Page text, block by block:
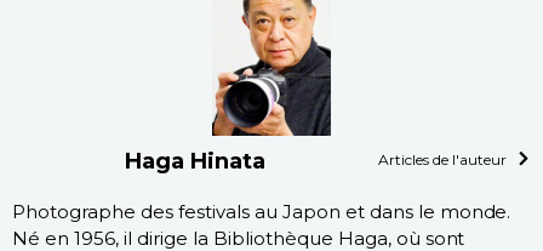
Haga Hinata Articles de l'auteur
Photographe des festivals au Japon et dans le monde.
Né en 1956, il dirige la Bibliothèque Haga, où sont